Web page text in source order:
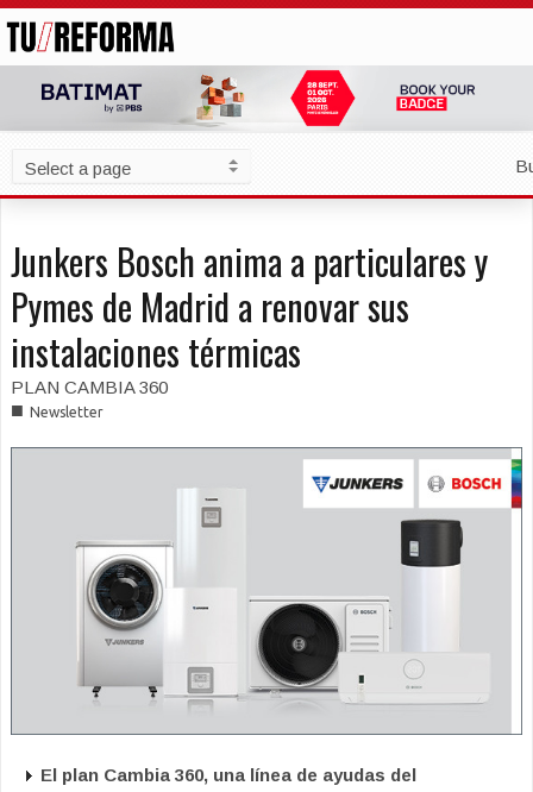
Junkers Bosch anima a particulares y
Pymes de Madrid a renovar sus
instalaciones térmicas
PLAN CAMBIA 360
■ Newsletter
El plan Cambia 360, una línea de ayudas del